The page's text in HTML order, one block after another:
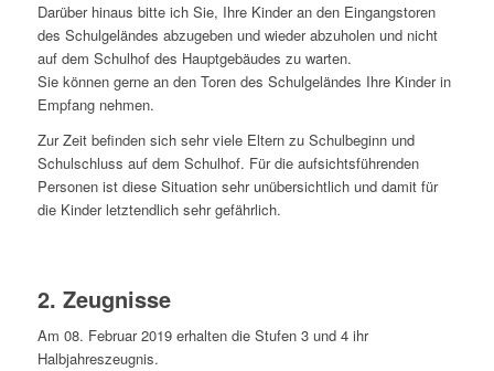
Darüber hinaus bitte ich Sie, Ihre Kinder an den Eingangstoren
des Schulgeländes abzugeben und wieder abzuholen und nicht
auf dem Schulhof des Hauptgebäudes zu warten.
Sie können gerne an den Toren des Schulgeländes Ihre Kinder in
Empfang nehmen.
Zur Zeit befinden sich sehr viele Eltern zu Schulbeginn und
Schulschluss auf dem Schulhof. Für die aufsichtsführenden
Personen ist diese Situation sehr unübersichtlich und damit für
die Kinder letztendlich sehr gefährlich.
2. Zeugnisse
Am 08. Februar 2019 erhalten die Stufen 3 und 4 ihr
Halbjahreszeugnis.